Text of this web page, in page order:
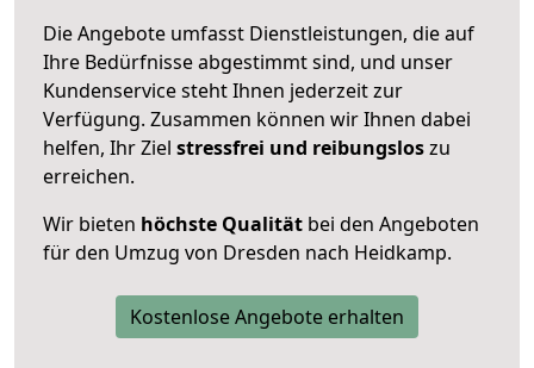
Die Angebote umfasst Dienstleistungen, die auf
Ihre Bedürfnisse abgestimmt sind, und unser
Kundenservice steht Ihnen jederzeit zur
Verfügung. Zusammen können wir Ihnen dabei
helfen, Ihr Ziel stressfrei und reibungsloszu
erreichen.
Wir bieten höchste Qualität bei den Angeboten
für den Umzug von Dresden nach Heidkamp.
Kostenlose Angebote erhalten